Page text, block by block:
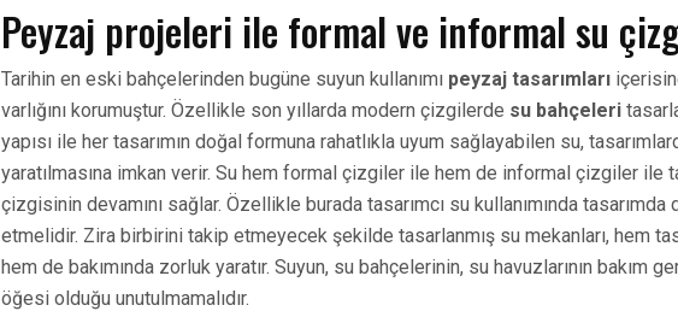
Peyzaj projeleri ile formal ve informal su
Tarihin en eski bahçelerinden bugüne suyun kullanımı peyzaj tasarımları
varlığını korumuştur. Özellikle son yıllarda modern çizgilerde su bahçeleri
yapısı ile her tasarımın doğal formuna rahatlıkla uyum sağlayabilen su,
yaratılmasına imkan verir. Su hem formal çizgiler ile hem de informal çizgiler ile
çizgisinin devamını sağlar. Özellikle burada tasarımcı su kullanımında
etmelidir. Zira birbirini takip etmeyecek şekilde tasarlanmış su mekanları, hem
hem de bakımında zorluk yaratır. Suyun, su bahçelerinin, su havuzlarının bakım
öğesi olduğu unutulmamalıdır.